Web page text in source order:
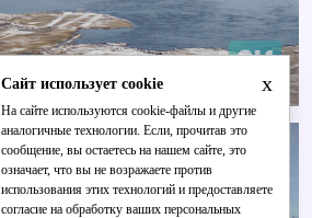
x
Сайт использует cookie
На сайте используются cookie-файлы и другие
аналогичные технологии. Если, прочитав это
сообщение, вы остаетесь на нашем сайте, это
означает, что вы не возражаете против
использования этих технологий и предоставляете
согласие на обработку ваших персональных